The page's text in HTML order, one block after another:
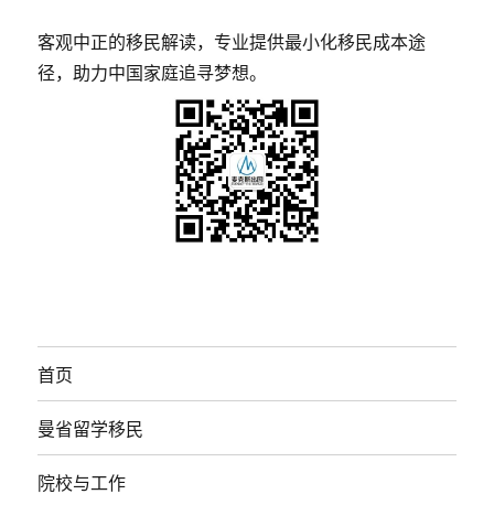
客观中正的移民解读，专业提供最小化移民成本途
径，助力中国家庭追寻梦想。
首页
曼省留学移民
院校与工作